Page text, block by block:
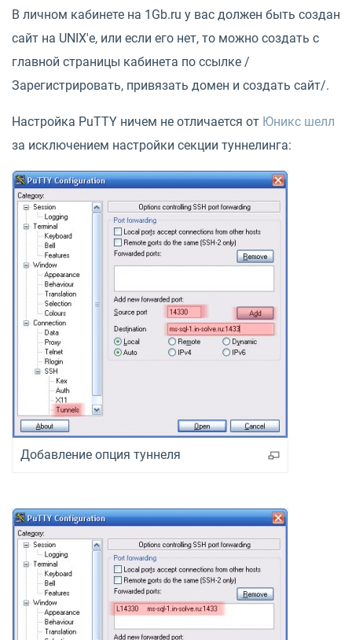
В личном кабинете на 1Gb.ru у вас должен быть создан
сайт на UNIX'е, или если его нет, то можно создать с
главной страницы кабинета по ссылке /
Зарегистрировать, привязать домен и создать сайт/.
Настройка PuTTY ничем не отличается от Юникс шелл
за исключением настройки секции туннелинга:
Добавление опция туннеля